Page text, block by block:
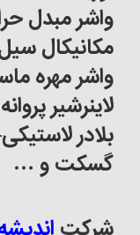
واشر مبدل
مکانیکال
واشر مهره
لاینرشیر
بلادر لاستیکی
گسکت و …